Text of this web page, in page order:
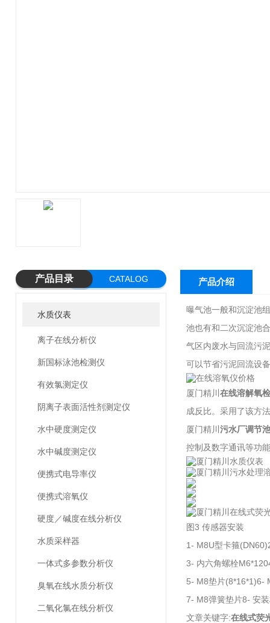
产品目录 CATALOG
水质仪表
离子在线分析仪
新国标泳池检测仪
有效氯测定仪
阴离子表面活性剂测定仪
水中硬度测定仪
水中碱度测定仪
便携式电导率仪
便携式溶氧仪
硬度／碱度在线分析仪
水质采样器
一体式多参数分析仪
臭氧在线水质分析仪
二氧化氯在线分析仪
产品介绍
曝气池一般和沉淀池
池也有和二次沉淀池
气区内废水与回流污
可以节省污泥回流设
厦门精川 在线溶解氧
成反比。采用了该方
厦门精川 污水厂调节
控制及数字通讯等功
图3 传感器安装
1- M8U型卡箍
3- 内六角螺栓
5- M8垫片(8*16*1)6-
7- M8弹簧垫片8- 安
文章关键字:在线式荧